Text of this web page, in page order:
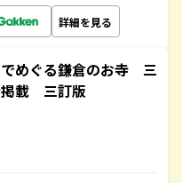
詳細を見る
めぐる鎌倉のお寺 三
掲載 三訂版